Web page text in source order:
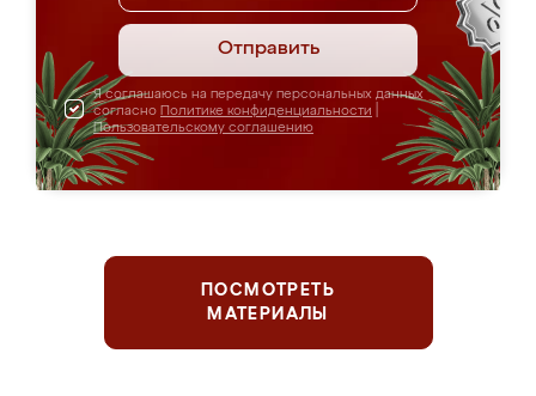
Отправить
Я соглашаюсь на передачу персональных данных
согласно Политике конфиденциальности
Пользовательскому соглашению
ПОСМОТРЕТЬ
МАТЕРИАЛЫ